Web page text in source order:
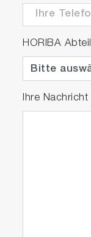
HORIBA
Ihre Nachricht